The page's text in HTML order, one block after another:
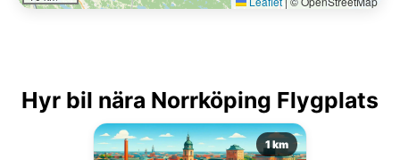
Hyr bil nära Norrköping Flygplats
1 km